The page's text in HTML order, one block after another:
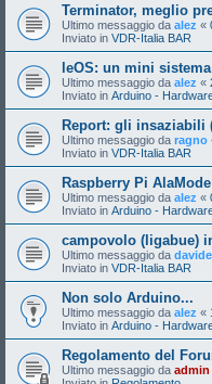
Terminator, meglio
Ultimo messaggio da alez «
Inviato in VDR-Italia BAR
leOS: un mini
Ultimo messaggio da alez «
Inviato in Arduino -
Report: gli insaziabili
Ultimo messaggio da ragno
Inviato in VDR-Italia BAR
Raspberry Pi AlaMode
Ultimo messaggio da alez «
Inviato in Arduino -
campovolo (ligabue)
Ultimo messaggio da
Inviato in VDR-Italia BAR
Non solo Arduino...
Ultimo messaggio da alez «
Inviato in Arduino -
Regolamento del
Ultimo messaggio da admin